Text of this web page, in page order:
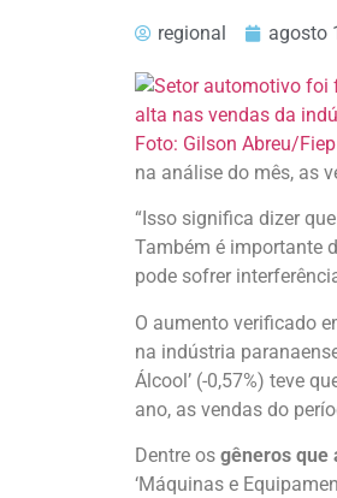
regional agosto
na análise do mês, as
“Isso significa dizer
Também é importante
pode sofrer
O aumento verificado
na indústria
Álcool’ (-0,57%) teve
ano, as vendas do
Dentre os gêneros que
‘Máquinas e